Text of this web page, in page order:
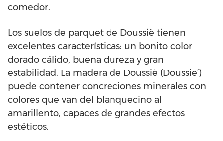
comedor.
Los suelos de parquet de Doussiè tienen
excelentes características: un bonito color
dorado cálido, buena dureza y gran
estabilidad. La madera de Doussiè (Doussie’)
puede contener concreciones minerales con
colores que van del blanquecino al
amarillento, capaces de grandes efectos
estéticos.